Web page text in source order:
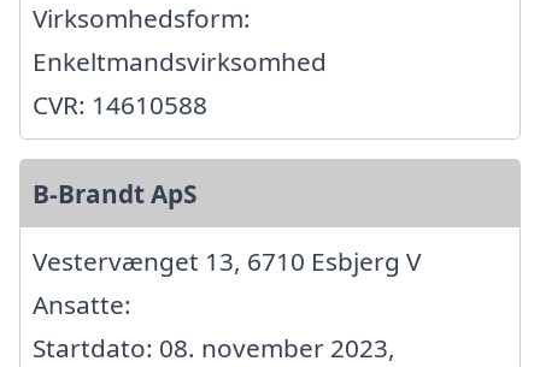
Virksomhedsform:
Enkeltmandsvirksomhed
CVR: 14610588
B-Brandt ApS
Vestervænget 13, 6710 Esbjerg V
Ansatte:
Startdato: 08. november 2023,